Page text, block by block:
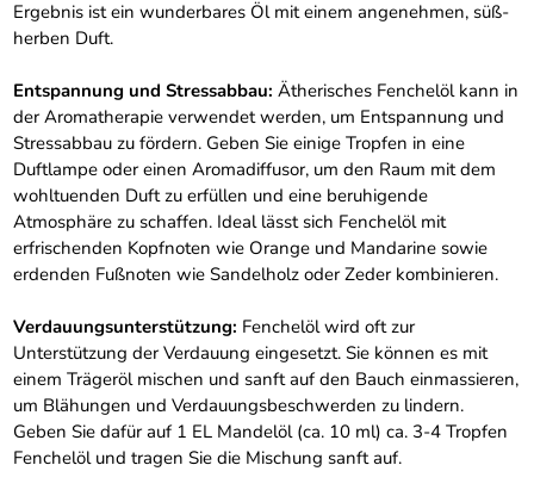
Ergebnis ist ein wunderbares Öl mit einem angenehmen, süß-
herben Duft.
Entspannung und Stressabbau: Ätherisches Fenchelöl kann in
der Aromatherapie verwendet werden, um Entspannung und
Stressabbau zu fördern. Geben Sie einige Tropfen in eine
Duftlampe oder einen Aromadiffusor, um den Raum mit dem
wohltuenden Duft zu erfüllen und eine beruhigende
Atmosphäre zu schaffen. Ideal lässt sich Fenchelöl mit
erfrischenden Kopfnoten wie Orange und Mandarine sowie
erdenden Fußnoten wie Sandelholz oder Zeder kombinieren.
Verdauungsunterstützung: Fenchelöl wird oft zur
Unterstützung der Verdauung eingesetzt. Sie können es mit
einem Trägeröl mischen und sanft auf den Bauch einmassieren,
um Blähungen und Verdauungsbeschwerden zu lindern.
Geben Sie dafür auf 1 EL Mandelöl (ca. 10 ml) ca. 3-4 Tropfen
Fenchelöl und tragen Sie die Mischung sanft auf.